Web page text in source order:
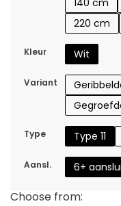
140 cm
220 cm
Kleur Wit
Variant
Type Type 11
Aansl. 6+
Choose from: